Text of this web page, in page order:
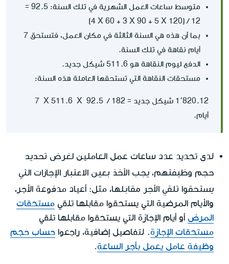
متوسط ساعات العمل الشهرية في تلك السنة: 92.5 =
12 / (120 X‏ 5 + 90 X‏ 3 + 60 X‏ 4)
بما أن هذه هي السنة الثالثة في مكان العمل، فتستحق 7
أيام نقاهة في تلك السنة.
الدفع ليوم النقاهة هو 511.6 شيكل جديد.
مستحقات النقاهة التي تستحقها العاملة هذه السنة:
1٬820.12 شيكل جديد = 182 / ‏ 92.5 ‏ X ‏ 511.6‏ X ‏ 7
أيام.
لدى تحديد عدد ساعات عمل العاملين لغرض تحديد
حجم وظيفتهم، يجب الأخذ بعين الاعتبار الإجازات التي
يستحقوا تلقي الأجر مقابلها، مثل: أعياد مدفوعة الأجر،
والأيام المرضية التي يستحقوا مقابلها تلقي مستحقات
المرض أو أيام الإجازة التي يستحقوا مقابلها تلقي
مستحقات الإجازة. لتفاصيل إضافية، راجعوا حساب حجم
وظيفة عامل يعمل بأجر الساعة.